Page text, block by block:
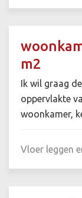
m2
Ik wil graag
oppervlakte
woonkamer,
Vloer leggen